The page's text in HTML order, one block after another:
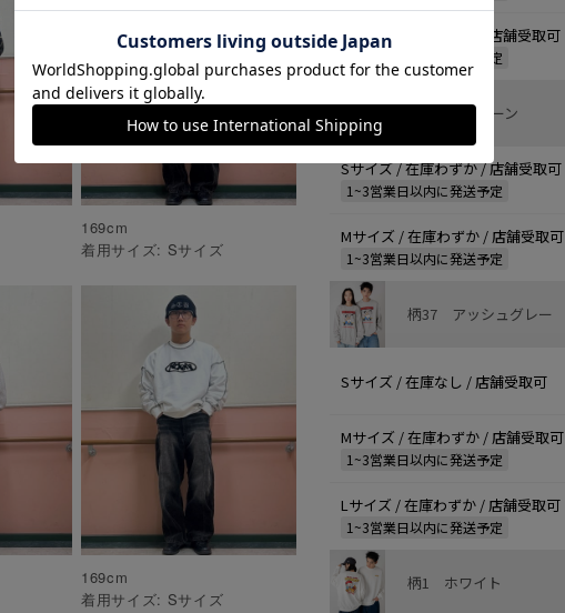
169cm
着用サイズ: Sサイズ
169cm
着用サイズ: Sサイズ
Lサイズ / 在庫わずか / 店舗受取可
1~3営業日以内に発送予定
柄42 Dグリーン
Sサイズ / 在庫わずか / 店舗受取可
1~3営業日以内に発送予定
Mサイズ / 在庫わずか / 店舗受取可
1~3営業日以内に発送予定
柄37 アッシュグレー
Sサイズ / 在庫なし / 店舗受取可
Mサイズ / 在庫わずか / 店舗受取可
1~3営業日以内に発送予定
Lサイズ / 在庫わずか / 店舗受取可
1~3営業日以内に発送予定
柄1 ホワイト